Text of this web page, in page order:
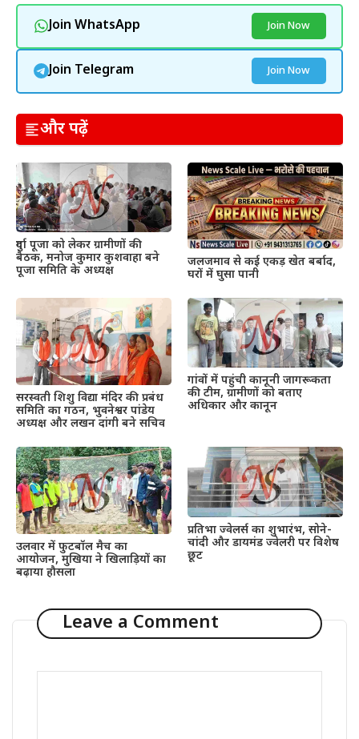
Join WhatsApp Join Now
Join Telegram Join Now
और पढ़ें
दुर्गा पूजा को लेकर ग्रामीणों की
बैठक, मनोज कुमार कुशवाहा बने
पूजा समिति के अध्यक्ष
जलजमाव से कई एकड़ खेत बर्बाद,
घरों में घुसा पानी
सरस्वती शिशु विद्या मंदिर की प्रबंध
समिति का गठन, भुवनेश्वर पांडेय
अध्यक्ष और लखन दांगी बने सचिव
गांवों में पहुंची कानूनी जागरूकता
की टीम, ग्रामीणों को बताए
अधिकार और कानून
उलवार में फुटबॉल मैच का
आयोजन, मुखिया ने खिलाड़ियों का
बढ़ाया हौसला
प्रतिभा ज्वेलर्स का शुभारंभ, सोने-
चांदी और डायमंड ज्वेलरी पर विशेष
छूट
Leave a Comment